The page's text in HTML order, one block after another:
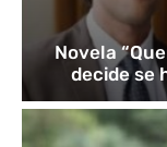
Novela
decide se